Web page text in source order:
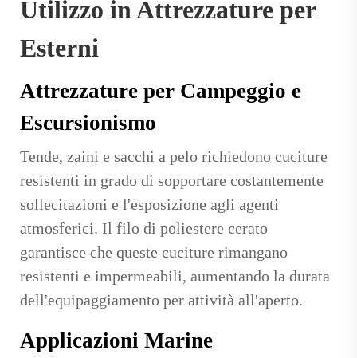
Utilizzo in Attrezzature per
Esterni
Attrezzature per Campeggio e
Escursionismo
Tende, zaini e sacchi a pelo richiedono cuciture
resistenti in grado di sopportare costantemente
sollecitazioni e l'esposizione agli agenti
atmosferici. Il filo di poliestere cerato
garantisce che queste cuciture rimangano
resistenti e impermeabili, aumentando la durata
dell'equipaggiamento per attività all'aperto.
Applicazioni Marine